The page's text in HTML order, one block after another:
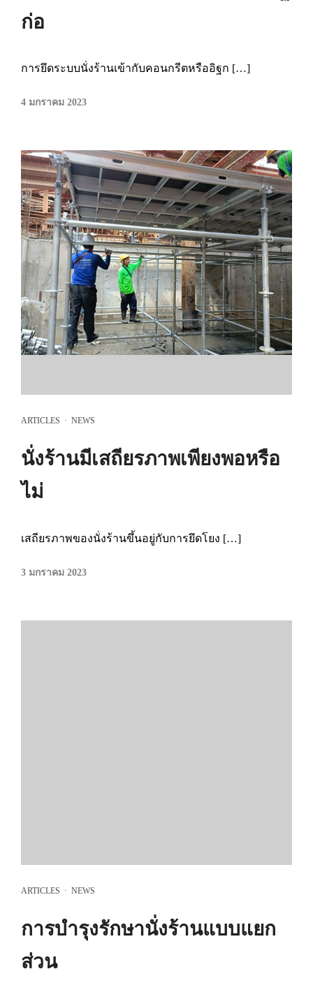
ก่อ
การยึดระบบนั่งร้านเข้ากับคอนกรีตหรืออิฐก […]
4 มกราคม 2023
ARTICLES · NEWS
นั่งร้านมีเสถียรภาพเพียงพอหรือ
ไม่
เสถียรภาพของนั่งร้านขึ้นอยู่กับการยึดโยง […]
3 มกราคม 2023
ARTICLES · NEWS
การบำรุงรักษานั่งร้านแบบแยก
ส่วน